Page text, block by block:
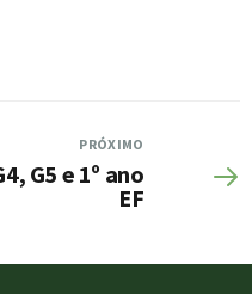
PRÓXIMO
G5 e 1º ano
EF